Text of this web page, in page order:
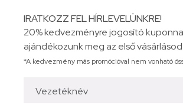
IRATKOZZ FEL HÍRLEVELÜNKRE!
20% kedvezményre jogosító
ajándékozunk meg az első
*A kedvezmény más promócióval nem vonható